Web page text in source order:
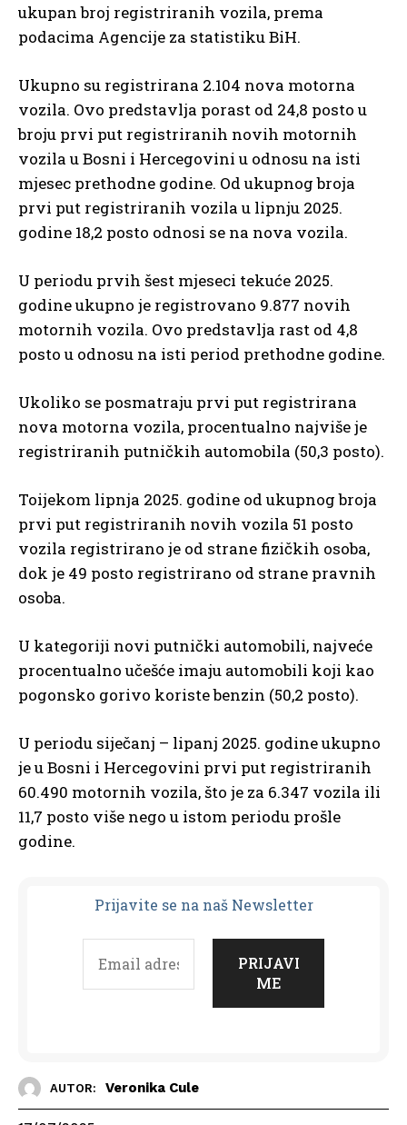
ukupan broj registriranih vozila, prema
podacima Agencije za statistiku BiH.
Ukupno su registrirana 2.104 nova motorna
vozila. Ovo predstavlja porast od 24,8 posto u
broju prvi put registriranih novih motornih
vozila u Bosni i Hercegovini u odnosu na isti
mjesec prethodne godine. Od ukupnog broja
prvi put registriranih vozila u lipnju 2025.
godine 18,2 posto odnosi se na nova vozila.
U periodu prvih šest mjeseci tekuće 2025.
godine ukupno je registrovano 9.877 novih
motornih vozila. Ovo predstavlja rast od 4,8
posto u odnosu na isti period prethodne godine.
Ukoliko se posmatraju prvi put registrirana
nova motorna vozila, procentualno najviše je
registriranih putničkih automobila (50,3 posto).
Toijekom lipnja 2025. godine od ukupnog broja
prvi put registriranih novih vozila 51 posto
vozila registrirano je od strane fizičkih osoba,
dok je 49 posto registrirano od strane pravnih
osoba.
U kategoriji novi putnički automobili, najveće
procentualno učešće imaju automobili koji kao
pogonsko gorivo koriste benzin (50,2 posto).
U periodu siječanj – lipanj 2025. godine ukupno
je u Bosni i Hercegovini prvi put registriranih
60.490 motornih vozila, što je za 6.347 vozila ili
11,7 posto više nego u istom periodu prošle
godine.
Prijavite se na naš Newsletter
AUTOR: Veronika Cule